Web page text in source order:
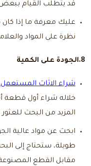
قد يتطلب القيام
عليك معرفة ما إذا كان
نظرة على المواد
8.الجودة على الكمية
شراء الاثاث
خلاله شراء أول قطعة
المزيد من البحث
ابحث عن مواد عالية
طويلة، ستحتاج إلى